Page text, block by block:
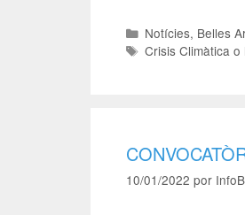
Notícies, Belles
Crisis Climàtica
10/01/2022 por